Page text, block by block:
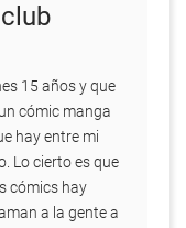
15 años y que
cómic manga
hay entre mi
Lo cierto es que
cómics hay
a la gente a